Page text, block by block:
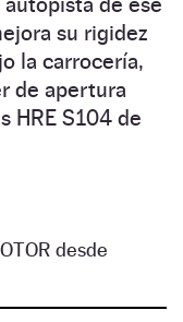
su rigidez
la carrocería,
de apertura
HRE S104 de
desde